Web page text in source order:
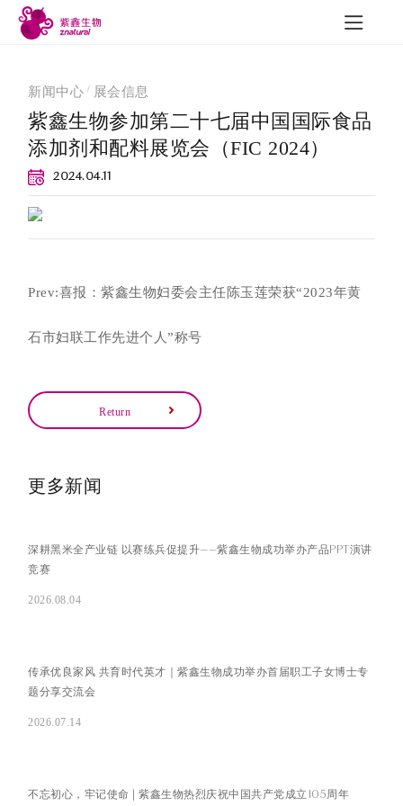
与质量
可追溯性 展会信息
新闻中心 / 展会信息
紫鑫生物参加第二十七届中国国际食品
添加剂和配料展览会（FIC 2024）
2024.04.11
Prev:喜报：紫鑫生物妇委会主任陈玉莲荣获“2023年黄
石市妇联工作先进个人”称号
Return
更多新闻
深耕黑米全产业链 以赛练兵促提升——紫鑫生物成功举办产品PPT演讲
竞赛
2026.08.04
传承优良家风 共育时代英才｜紫鑫生物成功举办首届职工子女博士专
题分享交流会
2026.07.14
不忘初心，牢记使命 | 紫鑫生物热烈庆祝中国共产党成立105周年